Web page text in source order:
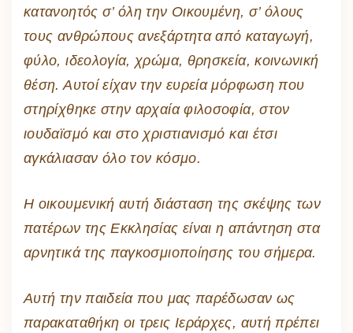
κατανοητός σ’ όλη την Οικουμένη, σ’ όλους
τους ανθρώπους ανεξάρτητα από καταγωγή,
φύλο, ιδεολογία, χρώμα, θρησκεία, κοινωνική
θέση. Αυτοί είχαν την ευρεία μόρφωση που
στηρίχθηκε στην αρχαία φιλοσοφία, στον
ιουδαϊσμό και στο χριστιανισμό και έτσι
αγκάλιασαν όλο τον κόσμο.
Η οικουμενική αυτή διάσταση της σκέψης των
πατέρων της Εκκλησίας είναι η απάντηση στα
αρνητικά της παγκοσμιοποίησης του σήμερα.
Αυτή την παιδεία που μας παρέδωσαν ως
παρακαταθήκη οι τρεις Ιεράρχες, αυτή πρέπει